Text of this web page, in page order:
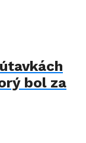
bol za